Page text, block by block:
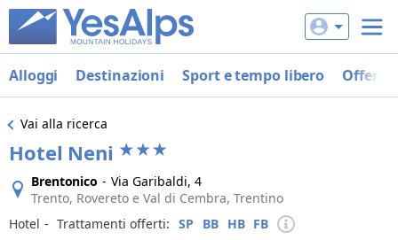
Alloggi Destinazioni Sport e tempo libero Offerte
Vai alla ricerca
Hotel Neni
Brentonico - Via Garibaldi, 4
Trento, Rovereto e Val di Cembra, Trentino
Hotel ‐ Trattamenti offerti: SP BB HB FB